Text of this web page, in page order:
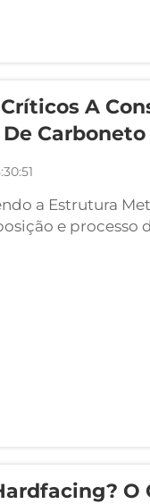
A
a Estrutura
e processo
carboneto de
aço, como Q235